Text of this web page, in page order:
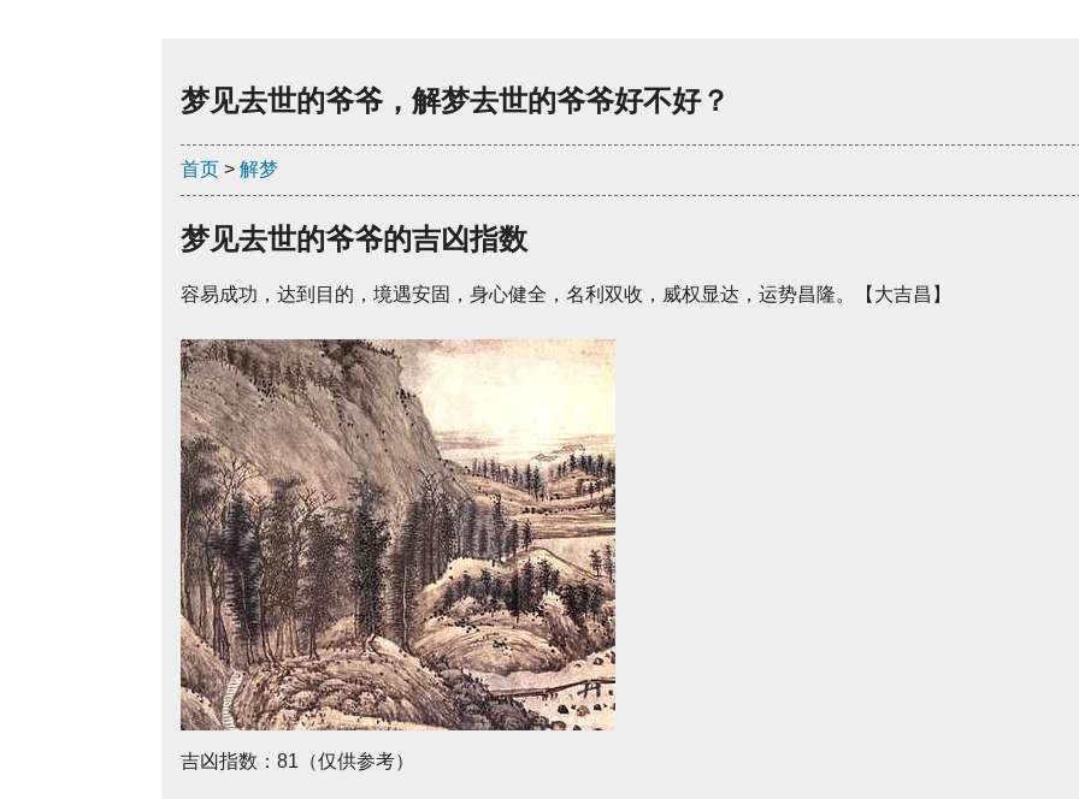
梦见去世的爷爷，解梦去世的爷爷好不好？
首页 > 解梦
梦见去世的爷爷的吉凶指数
容易成功，达到目的，境遇安固，身心健全，名利双收，威权显达，运势昌隆。【大吉昌】
吉凶指数：81（仅供参考）